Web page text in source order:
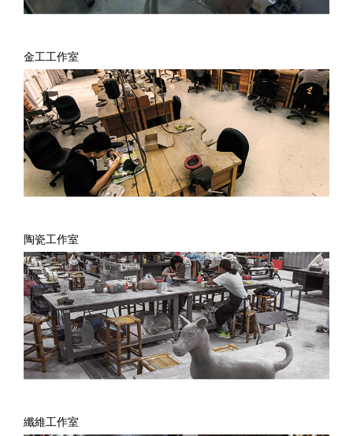
金工工作室
陶瓷工作室
纖維工作室